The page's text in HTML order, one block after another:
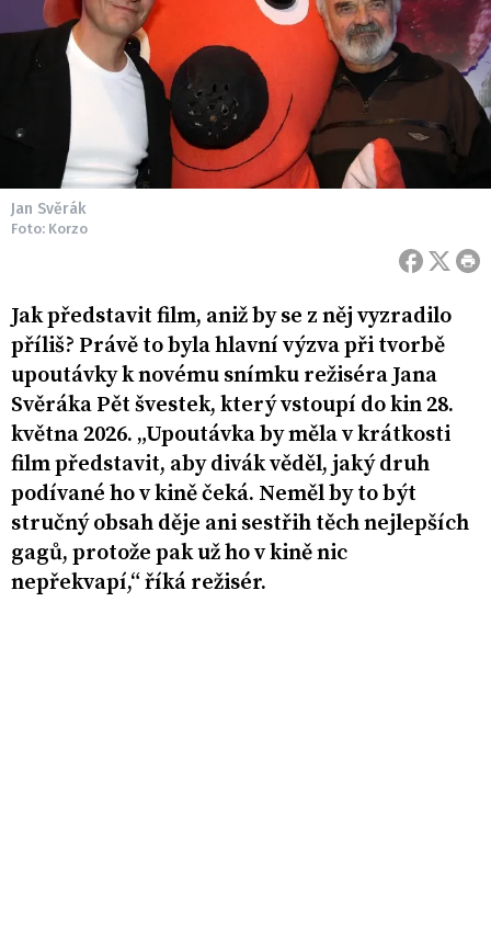
Jan Svěrák
Foto: Korzo
Jak představit film, aniž by se z něj vyzradilo
příliš? Právě to byla hlavní výzva při tvorbě
upoutávky k novému snímku režiséra Jana
Svěráka Pět švestek, který vstoupí do kin 28.
května 2026. „Upoutávka by měla v krátkosti
film představit, aby divák věděl, jaký druh
podívané ho v kině čeká. Neměl by to být
stručný obsah děje ani sestřih těch nejlepších
gagů, protože pak už ho v kině nic
nepřekvapí,“ říká režisér.